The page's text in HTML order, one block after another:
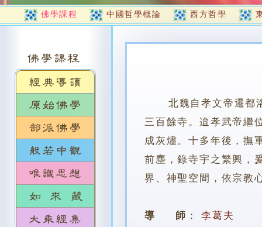
佛學課程 中國哲學概論 西方哲學
北魏自孝文帝遷都
三百餘寺。迨孝武帝繼
成灰燼。十多年後，撫
前塵，錄寺宇之繁興，
界、神聖空間，依宗教
導 師 ： 李葛夫